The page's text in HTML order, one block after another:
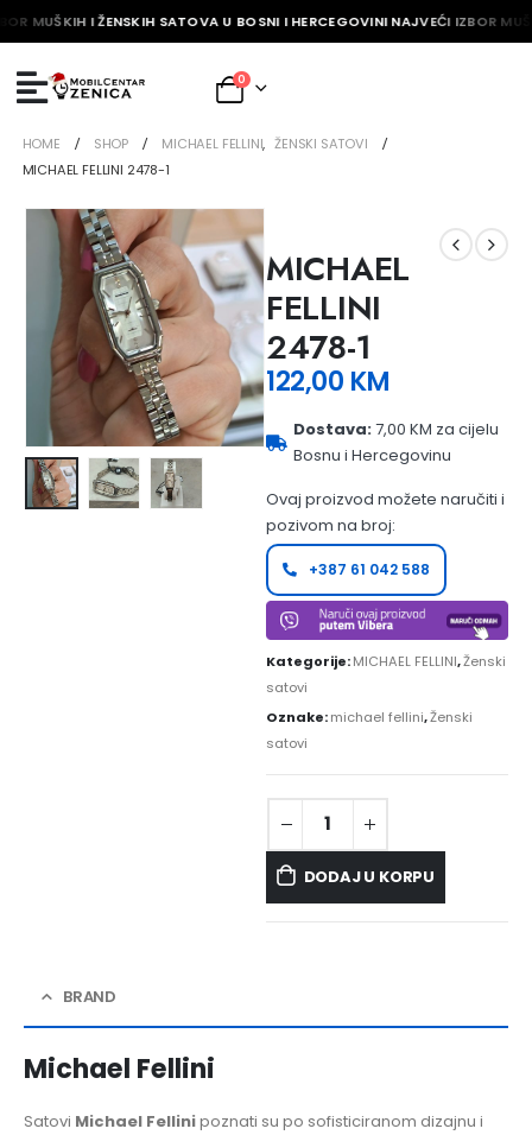
MUŠKIH I ŽENSKIH SATOVA U BOSNI I HERCEGOVINI NAJVEĆI IZBOR
0
HOME SHOP MICHAEL FELLINI, ŽENSKI SATOVI
MICHAEL FELLINI 2478-1
MICHAEL
FELLINI
2478-1
122,00 KM
Dostava:7,00 KM za cijelu
Bosnu i Hercegovinu
Ovaj proizvod možete naručiti i
pozivom na broj:
+387 61 042 588
Kategorije:MICHAEL FELLINI,Ženski
satovi
Oznake:michael fellini,Ženski
satovi
DODAJ U KORPU
BRAND
Michael Fellini
Satovi Michael Fellinipoznati su po sofisticiranom dizajnu i